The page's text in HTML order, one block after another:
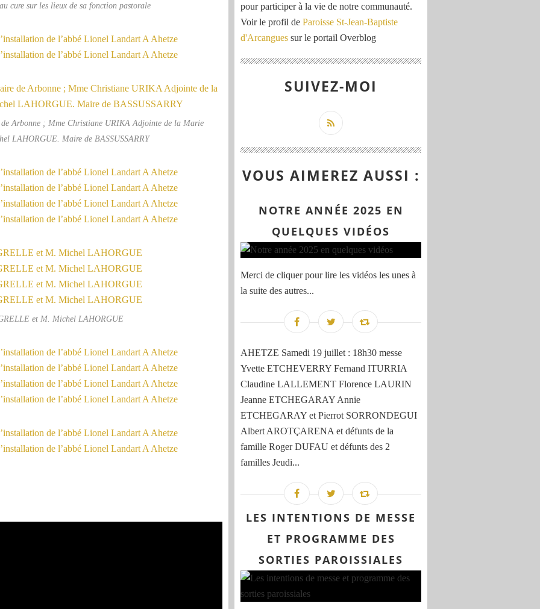
cure sur les lieux de sa fonction pastorale
Arbonne ; Mme Christiane URIKA Adjointe de la Marie
LAHORGUE. Maire de BASSUSSARRY
et M. Michel LAHORGUE
pour participer à la vie de notre communauté.
Voir le profil de Paroisse St-Jean-Baptiste
d'Arcangues sur le portail Overblog
SUIVEZ-MOI
VOUS AIMEREZ AUSSI :
NOTRE ANNÉE 2025 EN
QUELQUES VIDÉOS
Merci de cliquer pour lire les vidéos les unes à
la suite des autres...
AHETZE Samedi 19 juillet : 18h30 messe
Yvette ETCHEVERRY Fernand ITURRIA
Claudine LALLEMENT Florence LAURIN
Jeanne ETCHEGARAY Annie
ETCHEGARAY et Pierrot SORRONDEGUI
Albert AROTÇARENA et défunts de la
famille Roger DUFAU et défunts des 2
familles Jeudi...
LES INTENTIONS DE MESSE
ET PROGRAMME DES
SORTIES PAROISSIALES